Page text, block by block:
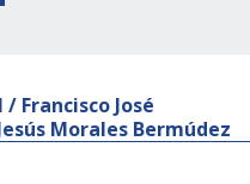
Francisco José
Morales Bermúdez